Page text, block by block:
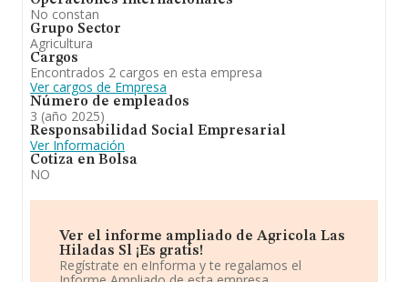
No constan
Grupo Sector
Agricultura
Cargos
Encontrados 2 cargos en esta empresa
Ver cargos de Empresa
Número de empleados
3 (año 2025)
Responsabilidad Social Empresarial
Ver Información
Cotiza en Bolsa
NO
Ver el informe ampliado de Agricola Las
Hiladas Sl ¡Es gratis!
Regístrate en eInforma y te regalamos el